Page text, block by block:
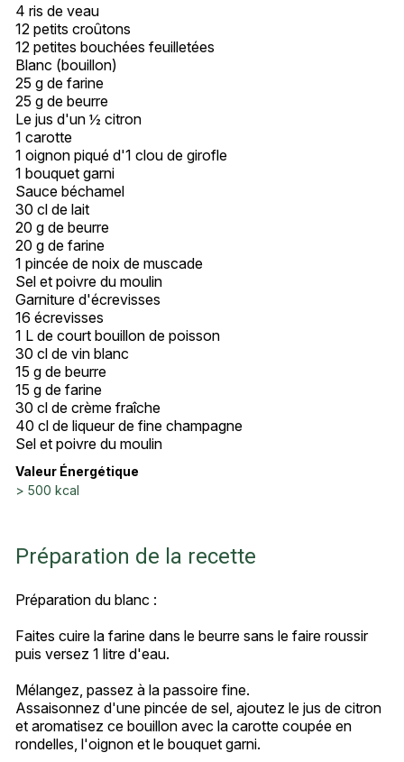
4 ris de veau
12 petits croûtons
12 petites bouchées feuilletées
Blanc (bouillon)
25 g de farine
25 g de beurre
Le jus d'un ½ citron
1 carotte
1 oignon piqué d'1 clou de girofle
1 bouquet garni
Sauce béchamel
30 cl de lait
20 g de beurre
20 g de farine
1 pincée de noix de muscade
Sel et poivre du moulin
Garniture d'écrevisses
16 écrevisses
1 L de court bouillon de poisson
30 cl de vin blanc
15 g de beurre
15 g de farine
30 cl de crème fraîche
40 cl de liqueur de fine champagne
Sel et poivre du moulin
Valeur Énergétique
> 500 kcal
Préparation de la recette
Préparation du blanc :
Faites cuire la farine dans le beurre sans le faire roussir
puis versez 1 litre d'eau.
Mélangez, passez à la passoire fine.
Assaisonnez d'une pincée de sel, ajoutez le jus de citron
et aromatisez ce bouillon avec la carotte coupée en
rondelles, l'oignon et le bouquet garni.